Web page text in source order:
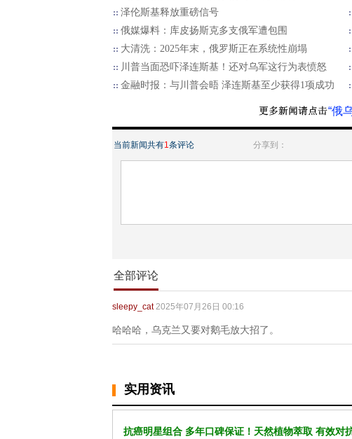
泽伦斯基释放重磅信号
俄媒爆料：库皮扬斯克多支俄军遭包围
大清洗：2025年末，俄罗斯正在系统性崩塌
川普当面恐吓泽连斯基！还对乌军这行为表愤怒
金融时报：与川普会晤 泽连斯基至少获得1项成功
“俄
当前新闻共有1条评论 分享到：
全部评论
sleepy_cat 2025年07月26日 00:16
哈哈哈，乌克兰又要对鹅毛放大招了。
实用资讯
抗癌明星组合 多年口碑保证！天然植物萃取 有效对